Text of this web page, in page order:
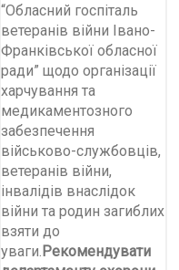
“Обласний госпіталь
ветеранів війни Івано-
Франківської обласної
ради” щодо організації
харчування та
медикаментозного
забезпечення
військово-службовців,
ветеранів війни,
інвалідів внаслідок
війни та родин загиблих
взяти до
уваги.Рекомендувати